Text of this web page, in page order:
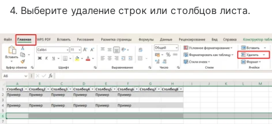
4. Выберите удаление строк или столбцов листа.